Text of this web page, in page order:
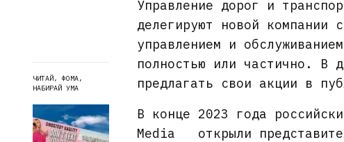
ЧИТАЙ, ФОМА,
НАБИРАЙ УМА
Управление дорог и
делегируют новой компании
управлением и
полностью или частично. В
предлагать свои акции в
В конце 2023 года
Media открыли